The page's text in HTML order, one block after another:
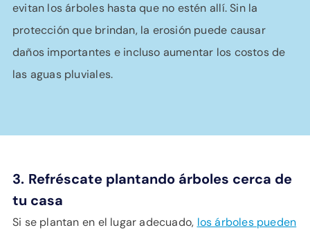
evitan los árboles hasta que no estén allí. Sin la
protección que brindan, la erosión puede causar
daños importantes e incluso aumentar los costos de
las aguas pluviales.
3. Refréscate plantando árboles cerca de
tu casa
Si se plantan en el lugar adecuado, los árboles pueden